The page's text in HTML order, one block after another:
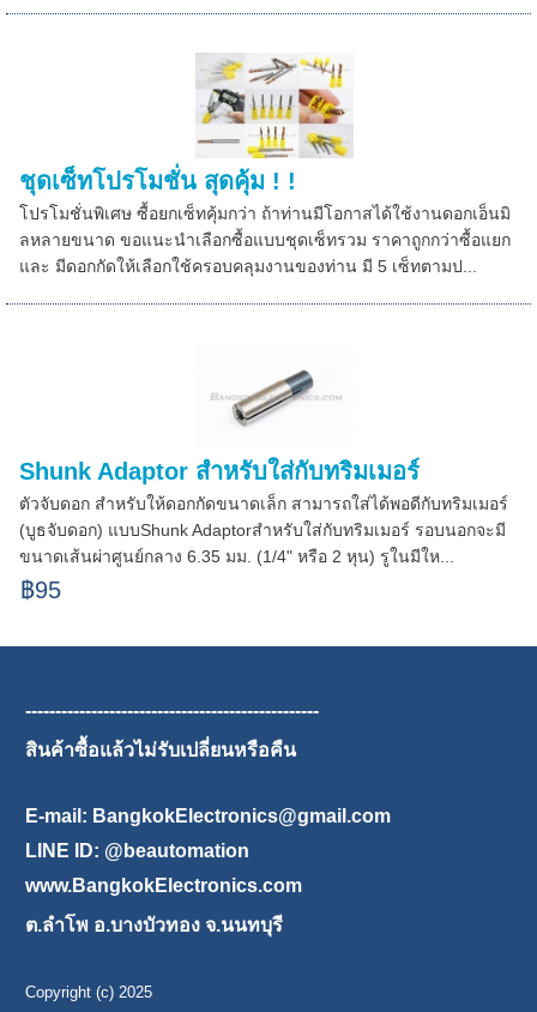
ชุดเซ็ทโปรโมชั่น สุดคุ้ม ! !
โปรโมชั่นพิเศษ ซื้อยกเซ็ทคุ้มกว่า ถ้าท่านมีโอกาสได้ใช้งานดอกเอ็นมิ
ลหลายขนาด ขอแนะนำเลือกซื้อแบบชุดเซ็ทรวม ราคาถูกกว่าซื้อแยก
และ มีดอกกัดให้เลือกใช้ครอบคลุมงานของท่าน มี 5 เซ็ทตามป...
Shunk Adaptor สำหรับใส่กับทริมเมอร์
ตัวจับดอก สำหรับให้ดอกกัดขนาดเล็ก สามารถใส่ได้พอดีกับทริมเมอร์
(บูธจับดอก) แบบShunk Adaptorสำหรับใส่กับทริมเมอร์ รอบนอกจะมี
ขนาดเส้นผ่าศูนย์กลาง 6.35 มม. (1/4" หรือ 2 หุน) รูในมีให...
฿95
-------------------------------------------------
สินค้าซื้อแล้วไม่รับเปลี่ยนหรือคืน
E-mail: BangkokElectronics@gmail.com
LINE ID: @beautomation
www.BangkokElectronics.com
ต.ลำโพ อ.บางบัวทอง จ.นนทบุรี
Copyright (c) 2025